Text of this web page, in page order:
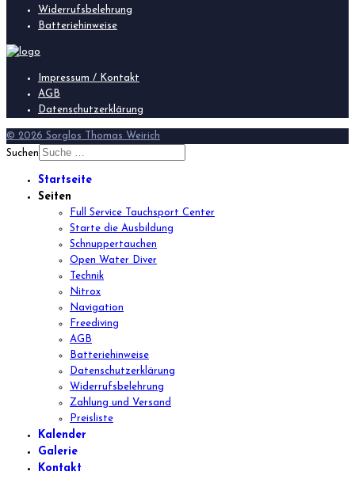
Widerrufsbelehrung
Batteriehinweise
Impressum / Kontakt
AGB
Datenschutzerklärung
© 2026 Sorglos Thomas Weirich
Suchen
Startseite
Seiten
Full Service Tauchsport Center
Starte die Ausbildung
Schnuppertauchen
Open Water Diver
Technik
Nitrox
Navigation
Freediving
AGB
Batteriehinweise
Datenschutzerklärung
Widerrufsbelehrung
Zahlung und Versand
Preisliste
Kalender
Galerie
Kontakt